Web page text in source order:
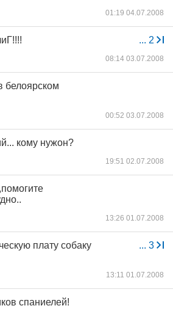
01:19 04.07.2008
... 2
08:14 03.07.2008
белоярском
00:52 03.07.2008
кому нужон?
19:51 02.07.2008
13:26 01.07.2008
... 3
плату собаку
13:11 01.07.2008
спаниелей!